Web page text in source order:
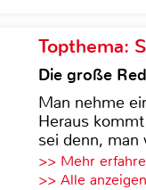
Topthema:
Die große
Man nehme
Heraus
sei denn,
>> Mehr
>> Alle anzeigen